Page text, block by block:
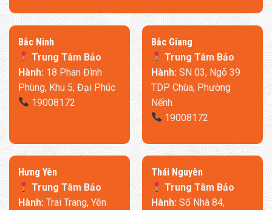
​Bắc Ninh
Trung Tâm Bảo
Hành: 18 Phan Đình
Phùng, Khu 5, Đại Phúc
19008172
​Bắc Giang
Trung Tâm Bảo
Hành: SN 03, Ngõ 39
TDP Chùa, Phường
Nếnh
19008172
​Hưng Yên
Trung Tâm Bảo
Hành:Trai Trang, Yên
Thái Nguyên
Trung Tâm Bảo
Hành:Số Nhà 84,